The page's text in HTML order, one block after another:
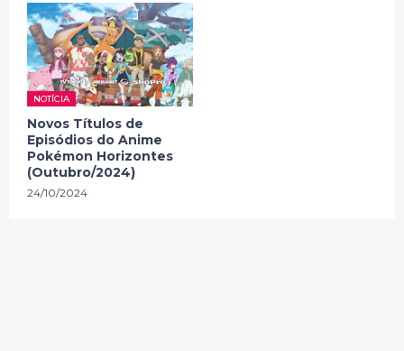
NOTÍCIA
Novos Títulos de
Episódios do Anime
Pokémon Horizontes
(Outubro/2024)
24/10/2024